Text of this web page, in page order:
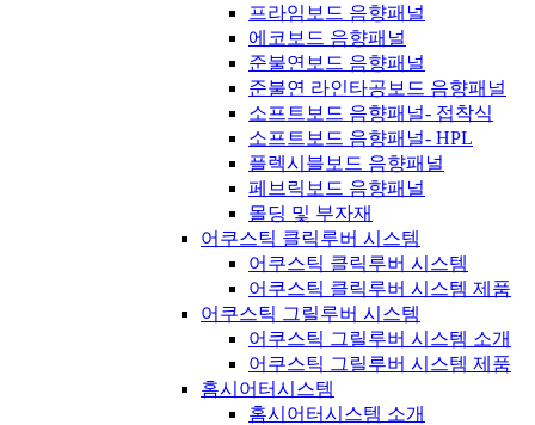
프라임보드 음향패널
에코보드 음향패널
준불연보드 음향패널
준불연 라인타공보드 음향패널
소프트보드 음향패널- 접착식
소프트보드 음향패널- HPL
플렉시블보드 음향패널
페브릭보드 음향패널
몰딩 및 부자재
어쿠스틱 클릭루버 시스템
어쿠스틱 클릭루버 시스템
어쿠스틱 클릭루버 시스템 제품
어쿠스틱 그릴루버 시스템
어쿠스틱 그릴루버 시스템 소개
어쿠스틱 그릴루버 시스템 제품
홈시어터시스템
홈시어터시스템 소개